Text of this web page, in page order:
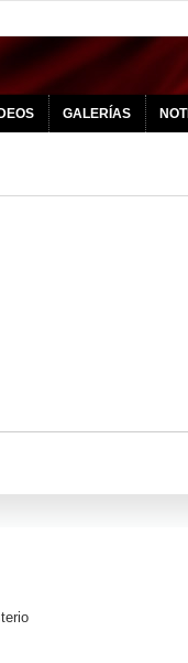
GALERÍAS